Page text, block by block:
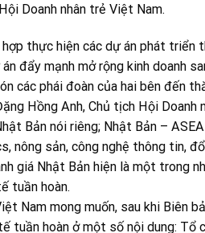
Doanh nhân trẻ Việt Nam.
hợp thực hiện các dự án phát
đẩy mạnh mở rộng kinh doanh
các phái đoàn của hai bên đến
Hồng Anh, Chủ tịch Hội
Bản nói riêng; Nhật Bản –
nông sản, công nghệ thông tin,
giá Nhật Bản hiện là một trong
tuần hoàn.
Nam mong muốn, sau khi
tuần hoàn ở một số nội dung: